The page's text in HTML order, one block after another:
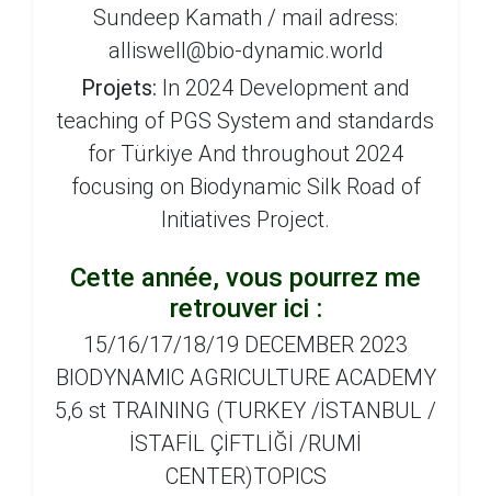
Sundeep Kamath / mail adress:
alliswell@bio-dynamic.world
Projets: In 2024 Development and
teaching of PGS System and standards
for Türkiye And throughout 2024
focusing on Biodynamic Silk Road of
Initiatives Project.
Cette année, vous pourrez me
retrouver ici :
15/16/17/18/19 DECEMBER 2023
BIODYNAMIC AGRICULTURE ACADEMY
5,6 st TRAINING (TURKEY /İSTANBUL /
İSTAFİL ÇİFTLİĞİ /RUMİ
CENTER)TOPICS